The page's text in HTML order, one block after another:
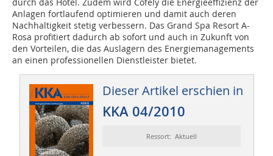
durch das Hotel. Zudem wird Cofely die Energieeffizienz der
Anlagen fortlaufend optimieren und damit auch deren
Nachhaltigkeit stetig verbessern. Das Grand Spa Resort A-
Rosa profitiert dadurch ab sofort und auch in Zukunft von
den Vorteilen, die das Auslagern des Energiemanagements
an einen professionellen Dienstleister bietet.
Dieser Artikel erschien in
KKA 04/2010
Ressort: Aktuell